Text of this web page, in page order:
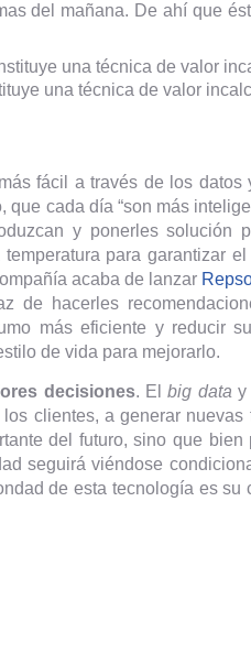
del mañana. De ahí que
una técnica de valor
fácil a través de los
cada día “son más
y ponerles solución
para garantizar
acaba de lanzar
de hacerles
más eficiente y reducir
de vida para mejorarlo.
decisiones. Elbig data y
clientes, a generar
del futuro, sino que
seguirá viéndose
de esta tecnología es